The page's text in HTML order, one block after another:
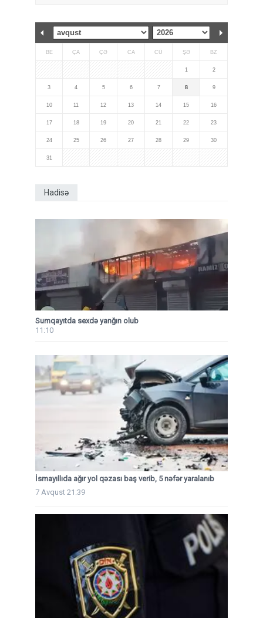
BE ÇA ÇƏ CA CÜ ŞƏ BZ
1 2
3 4 5 6 7 8 9
10 11 12 13 14 15 16
17 18 19 20 21 22 23
24 25 26 27 28 29 30
31
Hadisə
Sumqayıtda sexdə yanğın olub
11:10
İsmayıllıda ağır yol qəzası baş verib, 5 nəfər yaralanıb
7 Avqust 21:39